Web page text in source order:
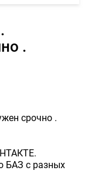
.
срочно .
БАЗ с разных